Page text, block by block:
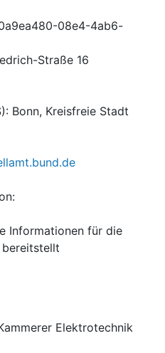
08e4-4ab6-
Straße 16
: Bonn, Kreisfreie Stadt
:
Informationen für die
Elektrotechnik